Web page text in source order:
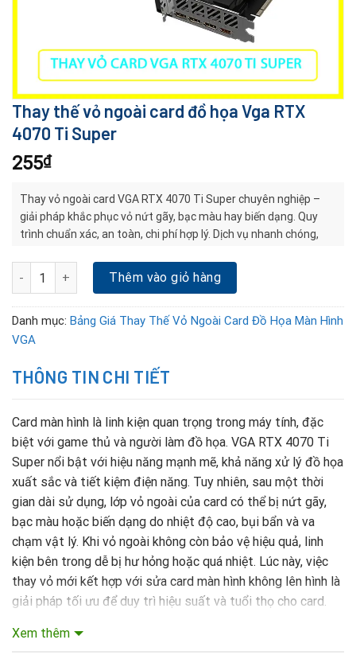
Thay thế vỏ ngoài card đồ họa Vga RTX
4070 Ti Super
255₫
Thay vỏ ngoài card VGA RTX 4070 Ti Super chuyên nghiệp –
giải pháp khắc phục vỏ nứt gãy, bạc màu hay biến dạng. Quy
trình chuẩn xác, an toàn, chi phí hợp lý. Dịch vụ nhanh chóng,
Thay thế vỏ ngoài card đồ họa Vga RTX 4070 Ti Super số lượng
Thêm vào giỏ hàng
Danh mục: Bảng Giá Thay Thế Vỏ Ngoài Card Đồ Họa Màn Hình
VGA
THÔNG TIN CHI TIẾT
Card màn hình là linh kiện quan trọng trong máy tính, đặc
biệt với game thủ và người làm đồ họa. VGA RTX 4070 Ti
Super nổi bật với hiệu năng mạnh mẽ, khả năng xử lý đồ họa
xuất sắc và tiết kiệm điện năng. Tuy nhiên, sau một thời
gian dài sử dụng, lớp vỏ ngoài của card có thể bị nứt gãy,
bạc màu hoặc biến dạng do nhiệt độ cao, bụi bẩn và va
chạm vật lý. Khi vỏ ngoài không còn bảo vệ hiệu quả, linh
kiện bên trong dễ bị hư hỏng hoặc quá nhiệt. Lúc này, việc
thay vỏ mới kết hợp với sửa card màn hình không lên hình là
giải pháp tối ưu để duy trì hiệu suất và tuổi thọ cho card.
Xem thêm